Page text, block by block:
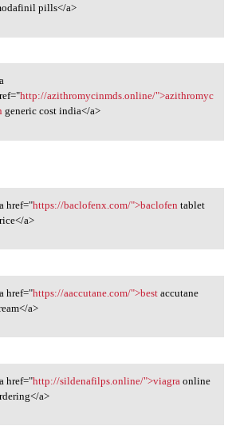
modafinilon
pills</a>
http://azithromycinmds.online/">azithromyc
generic cost india</a>
baclofenx
href="https://baclofenx.com/">baclofen tablet
a>
aaccutane
href="https://aaccutane.com/">bestaccutane
a>
sildenafilps
href="http://sildenafilps.online/">viagra online
a>